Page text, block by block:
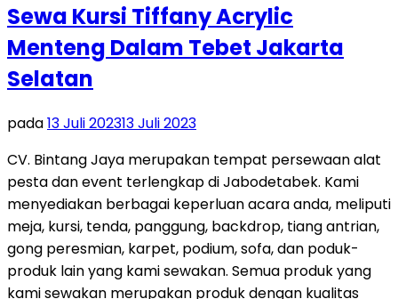
Sewa Kursi Tiffany Acrylic
Menteng Dalam Tebet Jakarta
Selatan
pada13 Juli 202313 Juli 2023
CV. Bintang Jaya merupakan tempat persewaan alat
pesta dan event terlengkap di Jabodetabek. Kami
menyediakan berbagai keperluan acara anda, meliputi
meja, kursi, tenda, panggung, backdrop, tiang antrian,
gong peresmian, karpet, podium, sofa, dan poduk-
produk lain yang kami sewakan. Semua produk yang
kami sewakan merupakan produk dengan kualitas